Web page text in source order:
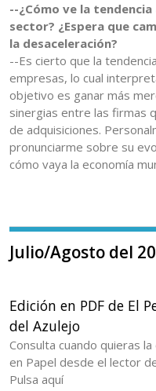
--¿Cómo ve la
sector? ¿Espera que
la desaceleración?
--Es cierto que la
empresas, lo cual
objetivo es ganar más
sinergias entre las firmas
de adquisiciones.
pronunciarme sobre su
cómo vaya la economía
Julio/Agosto del
Edición en PDF de El
del Azulejo
Consulta cuando quieras la
en Papel desde el lector
Pulsa aquí